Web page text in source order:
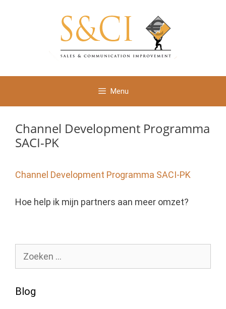
Menu
Channel Development Programma
SACI-PK
Channel Development Programma SACI-PK
Hoe help ik mijn partners aan meer omzet?
naar:
Blog